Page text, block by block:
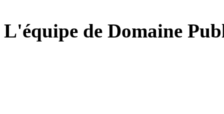
L'équipe de Domaine